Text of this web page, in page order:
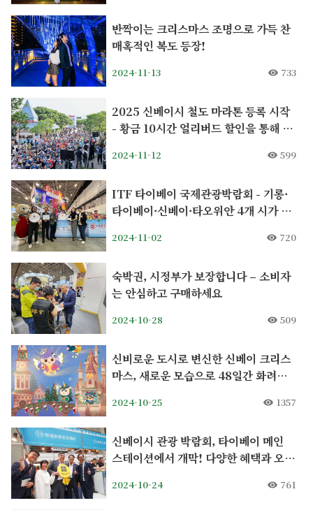
반짝이는 크리스마스 조명으로 가득 찬
매혹적인 복도 등장!
2024-11-13 733
2025 신베이시 철도 마라톤 등록 시작
- 황금 10시간 얼리버드 할인을 통해 10
2024-11-12 599
ITF 타이베이 국제관광박람회 - 기롱·
타이베이·신베이·타오위안 4개 시가 북
2024-11-02 720
숙박권, 시정부가 보장합니다 – 소비자
는 안심하고 구매하세요
2024-10-28 509
신비로운 도시로 변신한 신베이 크리스
마스, 새로운 모습으로 48일간 화려하
2024-10-25 1357
신베이시 관광 박람회, 타이베이 메인
스테이션에서 개막! 다양한 혜택과 오사
2024-10-24 761